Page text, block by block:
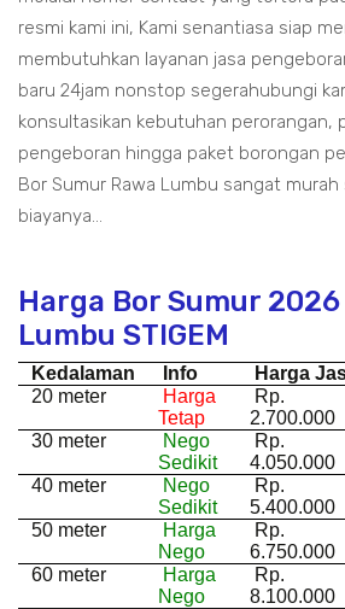
resmi kami ini, Kami senantiasa siap
membutuhkan layanan jasa
baru 24jam nonstop segerahubungi
konsultasikan kebutuhan perorangan,
pengeboran hingga paket borongan
Bor Sumur Rawa Lumbu sangat
biayanya...
Harga Bor Sumur
Lumbu STIGEM
Kedalaman Info
Harga
20 meter
Harga
Tetap
Rp.
2.700.000
30 meter
Nego
Sedikit
Rp.
4.050.000
40 meter
Nego
Sedikit
Rp.
5.400.000
50 meter
Harga
Nego
Rp.
6.750.000
60 meter
Harga
Nego
Rp.
8.100.000